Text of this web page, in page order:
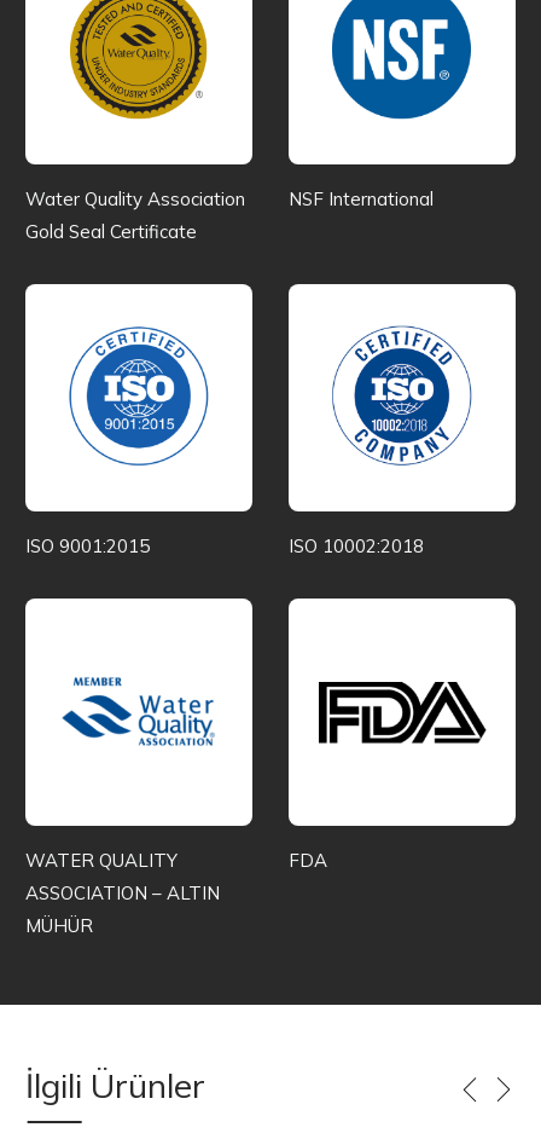
Water Quality Association
Gold Seal Certificate
NSF International
ISO 9001:2015 ISO 10002:2018
WATER QUALITY
ASSOCIATION – ALTIN
MÜHÜR
FDA
İlgili Ürünler